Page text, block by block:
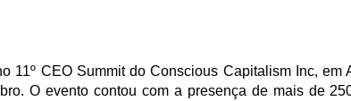
11º CEO Summit do Conscious Capitalism Inc,
O evento contou com a presença de mais de